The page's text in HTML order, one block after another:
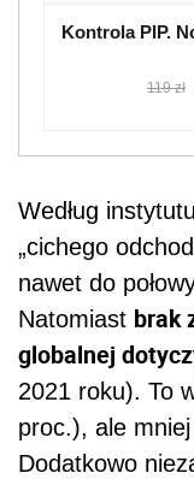
Kontrola PIP.
119 zł
Według
„cichego
nawet do
Natomiast brak
globalnej
2021 roku). To
proc.), ale
Dodatkowo